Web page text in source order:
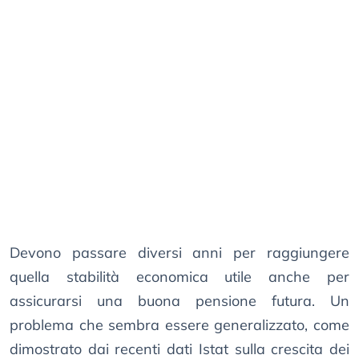
Devono passare diversi anni per raggiungere
quella stabilità economica utile anche per
assicurarsi una buona pensione futura. Un
problema che sembra essere generalizzato, come
dimostrato dai recenti dati Istat sulla crescita dei